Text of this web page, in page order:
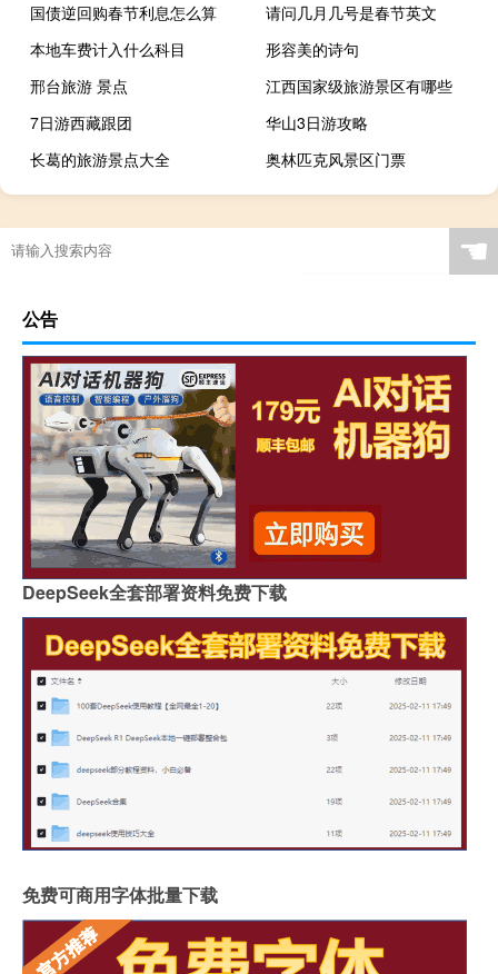
国债逆回购春节利息怎么算
请问几月几号是春节英文
本地车费计入什么科目
形容美的诗句
邢台旅游 景点
江西国家级旅游景区有哪些
7日游西藏跟团
华山3日游攻略
长葛的旅游景点大全
奥林匹克风景区门票
☚
公告
DeepSeek全套部署资料免费下载
免费可商用字体批量下载